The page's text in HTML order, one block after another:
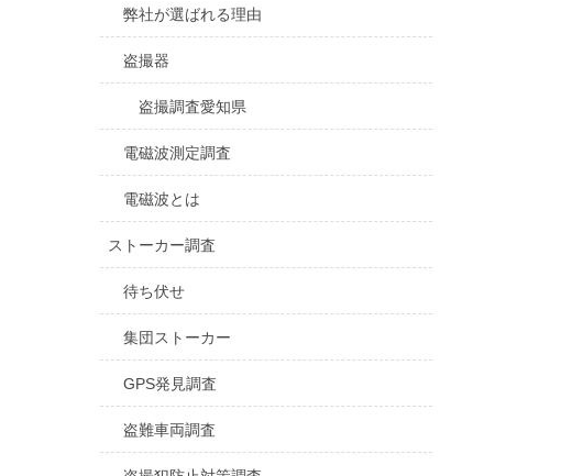
弊社が選ばれる理由
盗撮器
盗撮調査愛知県
電磁波測定調査
電磁波とは
ストーカー調査
待ち伏せ
集団ストーカー
GPS発見調査
盗難車両調査